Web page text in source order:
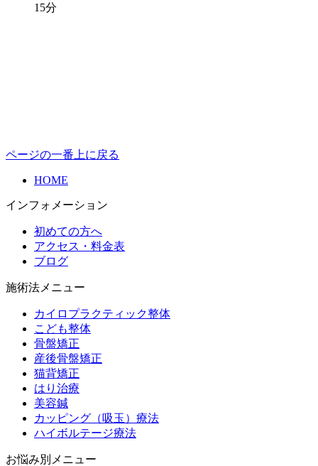
15分
ページの一番上に戻る
HOME
インフォメーション
初めての方へ
アクセス・料金表
ブログ
施術法メニュー
カイロプラクティック整体
こども整体
骨盤矯正
産後骨盤矯正
猫背矯正
はり治療
美容鍼
カッピング（吸玉）療法
ハイボルテージ療法
お悩み別メニュー